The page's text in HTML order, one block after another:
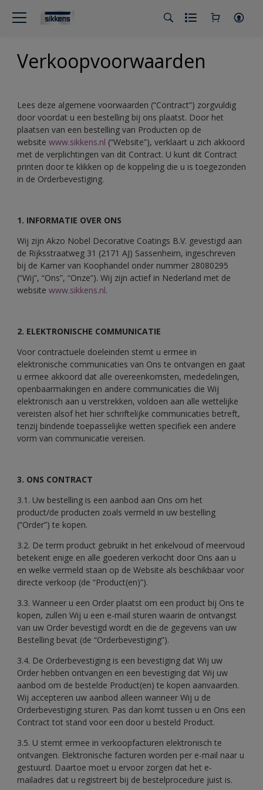
Verkoopvoorwaarden
Lees deze algemene voorwaarden (“Contract”) zorgvuldig
door voordat u een bestelling bij ons plaatst. Door het
plaatsen van een bestelling van Producten op de
website www.sikkens.nl (“Website”), verklaart u zich akkoord
met de verplichtingen van dit Contract. U kunt dit Contract
printen door te klikken op de koppeling die u is toegezonden
in de Orderbevestiging.
1. INFORMATIE OVER ONS
Wij zijn Akzo Nobel Decorative Coatings B.V. gevestigd aan
de Rijksstraatweg 31 (2171 AJ) Sassenheim, ingeschreven
bij de Kamer van Koophandel onder nummer 28080295
(“Wij”, “Ons”, “Onze”). Wij zijn actief in Nederland met de
website www.sikkens.nl.
2. ELEKTRONISCHE COMMUNICATIE
Voor contractuele doeleinden stemt u ermee in
elektronische communicaties van Ons te ontvangen en gaat
u ermee akkoord dat alle overeenkomsten, mededelingen,
openbaarmakingen en andere communicaties die Wij
elektronisch aan u verstrekken, voldoen aan alle wettelijke
vereisten alsof het hier schriftelijke communicaties betreft,
tenzij bindende toepasselijke wetten specifiek een andere
vorm van communicatie vereisen.
3. ONS CONTRACT
3.1. Uw bestelling is een aanbod aan Ons om het
product/de producten zoals vermeld in uw bestelling
(“Order”) te kopen.
3.2. De term product gebruikt in het enkelvoud of meervoud
betekent enige en alle goederen verkocht door Ons aan u
en welke vermeld staan op de Website als beschikbaar voor
directe verkoop (de “Product(en)”).
3.3. Wanneer u een Order plaatst om een product bij Ons te
kopen, zullen Wij u een e-mail sturen waarin de ontvangst
van uw Order bevestigd wordt en die de gegevens van uw
Bestelling bevat (de “Orderbevestiging”).
3.4. De Orderbevestiging is een bevestiging dat Wij uw
Order hebben ontvangen en een bevestiging dat Wij uw
aanbod om de bestelde Product(en) te kopen aanvaarden.
Wij accepteren uw aanbod alleen wanneer Wij u de
Orderbevestiging sturen. Pas dan komt tussen u en Ons een
Contract tot stand voor een door u besteld Product.
3.5. U stemt ermee in verkoopfacturen elektronisch te
ontvangen. Elektronische facturen worden per e-mail naar u
gestuurd. Daartoe moet u ervoor zorgen dat het e-
mailadres dat u registreert bij de bestelprocedure juist is.